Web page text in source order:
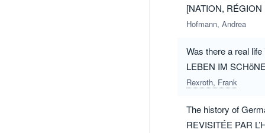
[NATION,
DURANT LA
Hofmann, Andrea
Was there a real
LEBEN IM
Rexroth, Frank
The history of
REVISITÉE PAR